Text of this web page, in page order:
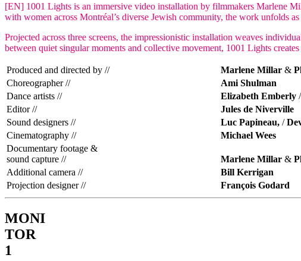
[EN] 1001 Lights is an immersive video installation by filmmakers Marlene
with women across Montréal’s diverse Jewish community, the work unfolds
Projected across three screens, the impressionistic installation weaves
between quiet singular moments and collective movement, 1001 Lights
Produced and directed by // Marlene Millar &
Choreographer //
Ami Shulman
Dance artists //
Elizabeth Emberly /
Editor //
Jules de Niverville
Sound designers //
Luc Papineau, /
Cinematography //
Michael Wees
Documentary footage &
sound capture //
Marlene Millar &
Additional camera //
Bill Kerrigan
Projection designer //
François Godard
MONI
TOR
1